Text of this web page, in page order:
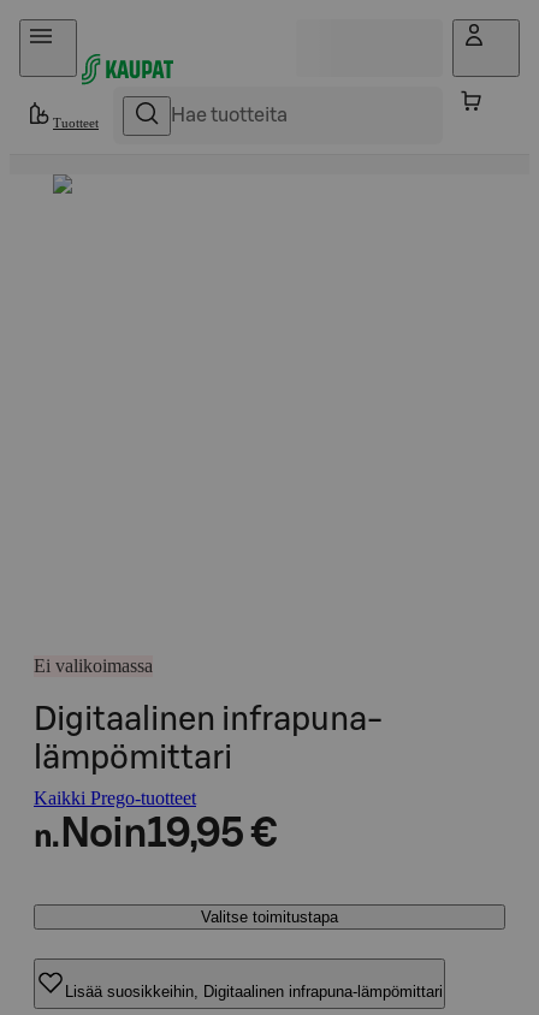
Hyppää sisältöön
Tuotteet
Ei valikoimassa
Digitaalinen infrapuna-
lämpömittari
Kaikki Prego-tuotteet
n. Noin19,95 €
Valitse toimitustapa
Lisää suosikkeihin, Digitaalinen infrapuna-lämpömittari